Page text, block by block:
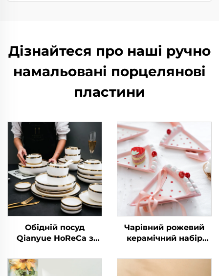
Дізнайтеся про наші ручно
намальовані порцелянові
пластини
Обідній посуд
Qianyue HoReCa з
керамічні північні
фарфорові плоскі
Чарівний рожевий
керамічний набір
зображенням кота